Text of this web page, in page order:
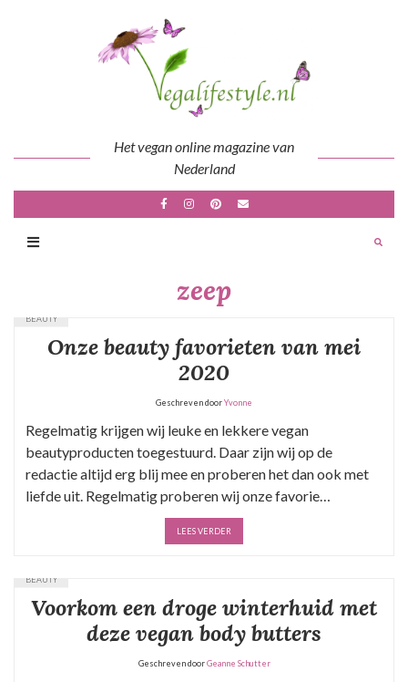
Het vegan online magazine van
Nederland
zeep
BEAUTY
Onze beauty favorieten van mei
2020
Geschreven doorYvonne
Regelmatig krijgen wij leuke en lekkere vegan
beautyproducten toegestuurd. Daar zijn wij op de
redactie altijd erg blij mee en proberen het dan ook met
liefde uit. Regelmatig proberen wij onze favorie…
LEES VERDER
BEAUTY
Voorkom een droge winterhuid met
deze vegan body butters
Geschreven doorGeanne Schutter